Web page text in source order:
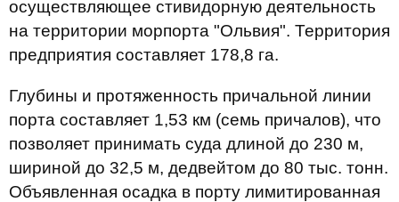
осуществляющее стивидорную деятельность
на территории морпорта "Ольвия". Территория
предприятия составляет 178,8 га.
Глубины и протяженность причальной линии
порта составляет 1,53 км (семь причалов), что
позволяет принимать суда длиной до 230 м,
шириной до 32,5 м, дедвейтом до 80 тыс. тонн.
Объявленная осадка в порту лимитированная